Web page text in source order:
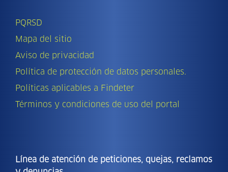
PQRSD
Mapa del sitio
Aviso de privacidad
Política de protección de datos personales.
Políticas aplicables a Findeter
Términos y condiciones de uso del portal
Línea de atención de peticiones, quejas, reclamos